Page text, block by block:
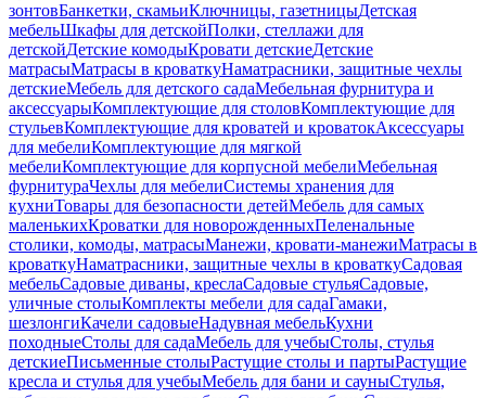
зонтовБанкетки, скамьиКлючницы, газетницыДетская
мебельШкафы для детскойПолки, стеллажи для
детскойДетские комодыКровати детскиеДетские
матрасыМатрасы в кроваткуНаматрасники, защитные чехлы
детскиеМебель для детского садаМебельная фурнитура и
аксессуарыКомплектующие для столовКомплектующие для
стульевКомплектующие для кроватей и кроватокАксессуары
для мебелиКомплектующие для мягкой
мебелиКомплектующие для корпусной мебелиМебельная
фурнитураЧехлы для мебелиСистемы хранения для
кухниТовары для безопасности детейМебель для самых
маленькихКроватки для новорожденныхПеленальные
столики, комоды, матрасыМанежи, кровати-манежиМатрасы в
кроваткуНаматрасники, защитные чехлы в кроваткуСадовая
мебельСадовые диваны, креслаСадовые стульяСадовые,
уличные столыКомплекты мебели для садаГамаки,
шезлонгиКачели садовыеНадувная мебельКухни
походныеСтолы для садаМебель для учебыСтолы, стулья
детскиеПисьменные столыРастущие столы и партыРастущие
кресла и стулья для учебыМебель для бани и сауныСтулья,